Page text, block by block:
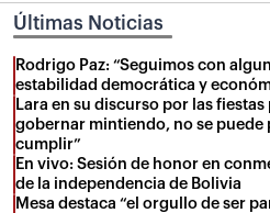
Últimas Noticias
Rodrigo Paz: “Seguimos con
estabilidad democrática y
Lara en su discurso por las
gobernar mintiendo, no se puede
cumplir”
En vivo: Sesión de honor en
de la independencia de Bolivia
Mesa destaca “el orgullo de ser